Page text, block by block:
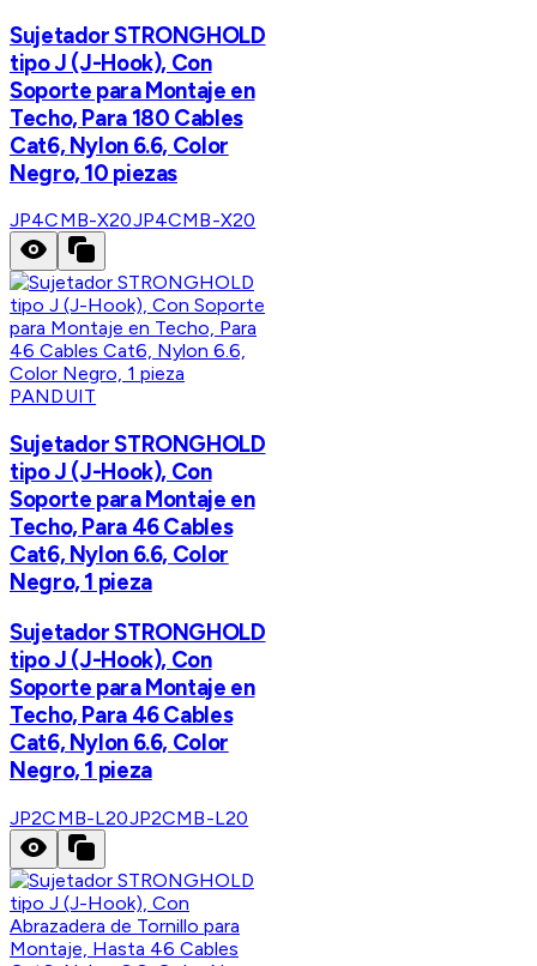
Sujetador STRONGHOLD
tipo J (J-Hook), Con
Soporte para Montaje en
Techo, Para 180 Cables
Cat6, Nylon 6.6, Color
Negro, 10 piezas
JP4CMB-X20JP4CMB-X20
PANDUIT
Sujetador STRONGHOLD
tipo J (J-Hook), Con
Soporte para Montaje en
Techo, Para 46 Cables
Cat6, Nylon 6.6, Color
Negro, 1 pieza
Sujetador STRONGHOLD
tipo J (J-Hook), Con
Soporte para Montaje en
Techo, Para 46 Cables
Cat6, Nylon 6.6, Color
Negro, 1 pieza
JP2CMB-L20JP2CMB-L20